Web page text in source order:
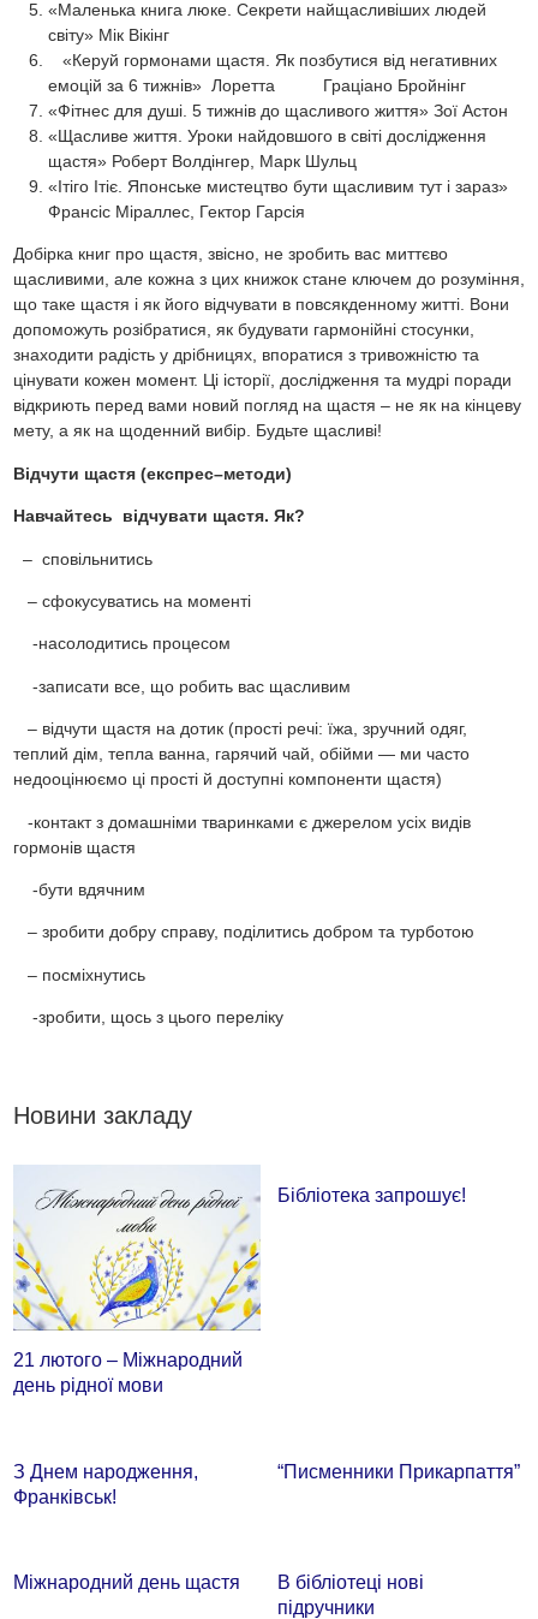
«Маленька книга люке. Секрети найщасливіших людей
світу» Мік Вікінг
«Керуй гормонами щастя. Як позбутися від негативних
емоцій за 6 тижнів» Лоретта Граціано Бройнінг
«Фітнес для душі. 5 тижнів до щасливого життя» Зої Астон
«Щасливе життя. Уроки найдовшого в світі дослідження
щастя» Роберт Волдінгер, Марк Шульц
«Ітіго Ітіє. Японське мистецтво бути щасливим тут і зараз»
Франсіс Міраллес, Гектор Гарсія
Добірка книг про щастя, звісно, не зробить вас миттєво
щасливими, але кожна з цих книжок стане ключем до розуміння,
що таке щастя і як його відчувати в повсякденному житті. Вони
допоможуть розібратися, як будувати гармонійні стосунки,
знаходити радість у дрібницях, впоратися з тривожністю та
цінувати кожен момент. Ці історії, дослідження та мудрі поради
відкриють перед вами новий погляд на щастя – не як на кінцеву
мету, а як на щоденний вибір. Будьте щасливі!
Відчути щастя (експрес–методи)
Навчайтесь відчувати щастя. Як?
– сповільнитись
– сфокусуватись на моменті
-насолодитись процесом
-записати все, що робить вас щасливим
– відчути щастя на дотик (прості речі: їжа, зручний одяг,
теплий дім, тепла ванна, гарячий чай, обійми — ми часто
недооцінюємо ці прості й доступні компоненти щастя)
-контакт з домашніми тваринками є джерелом усіх видів
гормонів щастя
-бути вдячним
– зробити добру справу, поділитись добром та турботою
– посміхнутись
-зробити, щось з цього переліку
Новини закладу
21 лютого – Міжнародний
день рідної мови
Бібліотека запрошує!
З Днем народження,
Франківськ!
“Писменники Прикарпаття”
Міжнародний день щастя
В бібліотеці нові
підручники